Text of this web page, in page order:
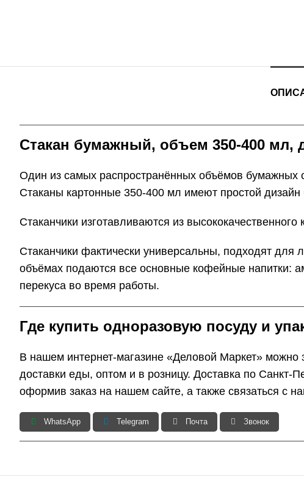
Стакан бумажный, объем 350-400 мл,
Один из самых распространённых объёмов бумажных
Стаканы картонные 350-400 мл имеют простой
Стаканчики изготавливаются из
Стаканчики фактически универсальны, подходят
объёмах подаются все основные кофейные напитки:
перекуса во время работы.
Где купить одноразовую посуду и
В нашем интернет-магазине «Деловой Маркет» можно
доставки еды, оптом и в розницу. Доставка по Санкт-
оформив заказ на нашем сайте, а также связаться с
WhatsApp Telegram Почта Звонок